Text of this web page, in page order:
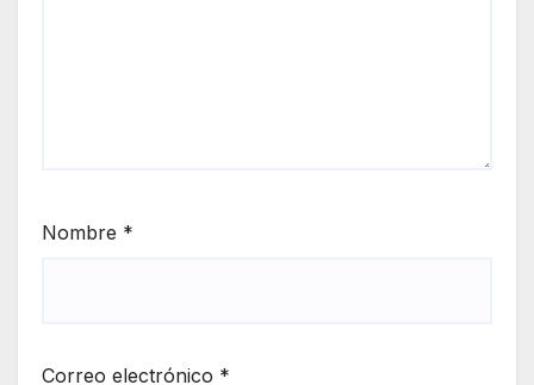
Nombre *
Correo electrónico *